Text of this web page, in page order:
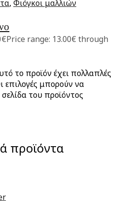
, Φιόγκοι μαλλιών
€Price range: 13.00€ through
το προϊόν έχει πολλαπλές
επιλογές μπορούν να
του προϊόντος
προϊόντα